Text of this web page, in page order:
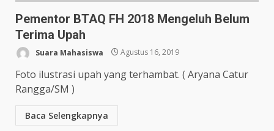
Pementor BTAQ FH 2018 Mengeluh Belum
Terima Upah
Suara Mahasiswa Agustus 16, 2019
Foto ilustrasi upah yang terhambat. ( Aryana Catur
Rangga/SM )
Baca Selengkapnya